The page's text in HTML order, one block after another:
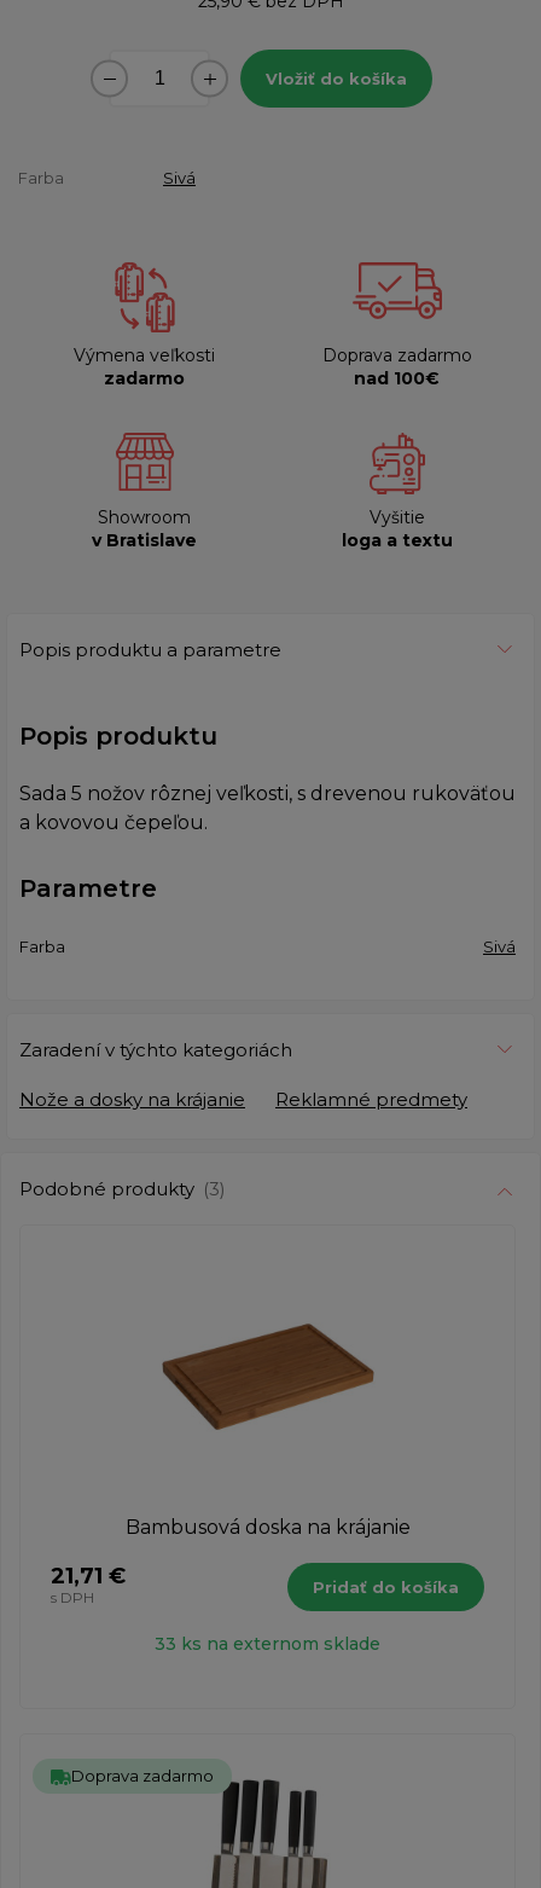
Vložiť do košíka
Farba Sivá
Výmena veľkosti
zadarmo
Doprava zadarmo
nad 100€
Showroom
v Bratislave
Vyšitie
loga a textu
Popis produktu a parametre
Popis produktu
Sada 5 nožov rôznej veľkosti, s drevenou rukoväťou
a kovovou čepeľou.
Parametre
Farba Sivá
Zaradení v týchto kategoriách
Nože a dosky na krájanie Reklamné predmety
Podobné produkty (3)
Bambusová doska na krájanie
21,71 €
s DPH
Pridať do košíka
33 ks na externom sklade
Doprava zadarmo